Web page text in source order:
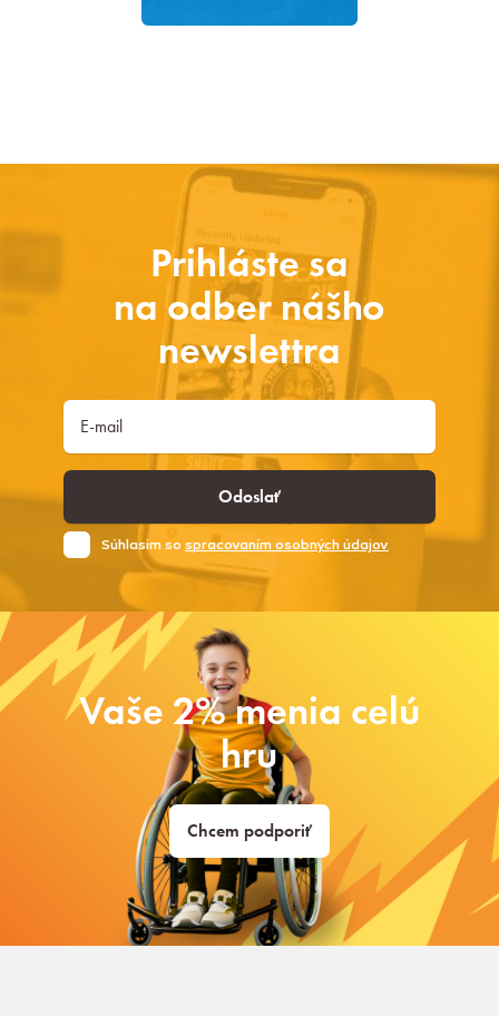
Prihláste sa
na odber nášho
newslettra
Odoslať
Súhlasim so spracovaním osobných údajov
Vaše 2% menia celú
hru
Chcem podporiť